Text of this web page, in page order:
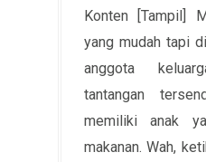
Konten [Tampil]
yang mudah tapi
anggota
tantangan
memiliki anak
makanan. Wah,